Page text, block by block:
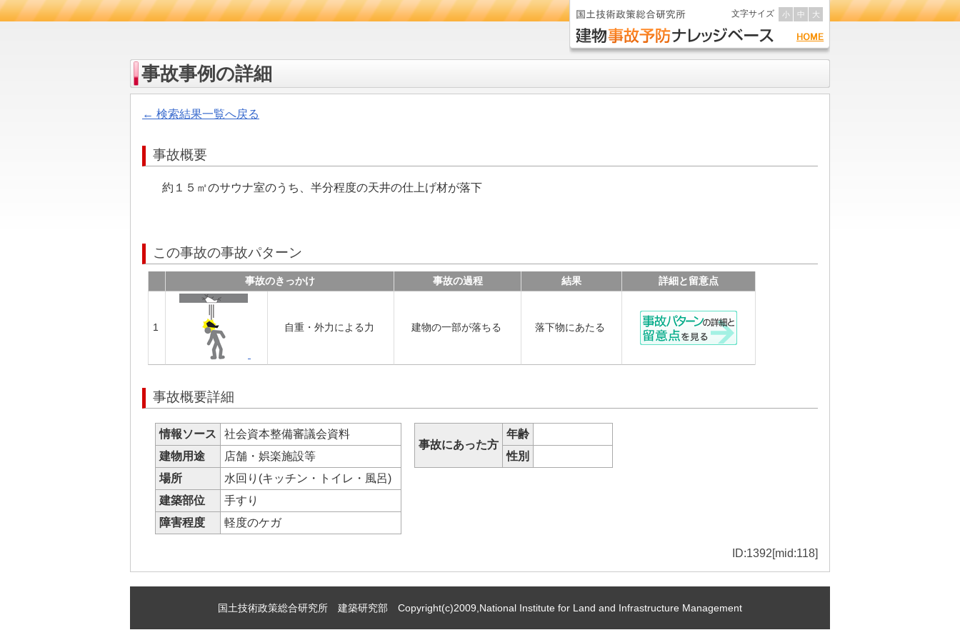
文字サイズ 小 中 大
事故事例の詳細
← 検索結果一覧へ戻る
事故概要
約１５㎡のサウナ室のうち、半分程度の天井の仕上げ材が落下
この事故の事故パターン
事故のきっかけ 事故の過程 結果 詳細と留意点
1 自重・外力による力 建物の一部が落ちる 落下物にあたる
事故概要詳細
情報ソース
社会資本整備審議会資料
建物用途
店舗・娯楽施設等
場所
水回り(キッチン・トイレ・風呂)
建築部位
手すり
障害程度
軽度のケガ
事故にあった方
年齢
性別
ID:1392[mid:118]
国土技術政策総合研究所 建築研究部 Copyright(c)2009,National Institute for Land and Infrastructure Management